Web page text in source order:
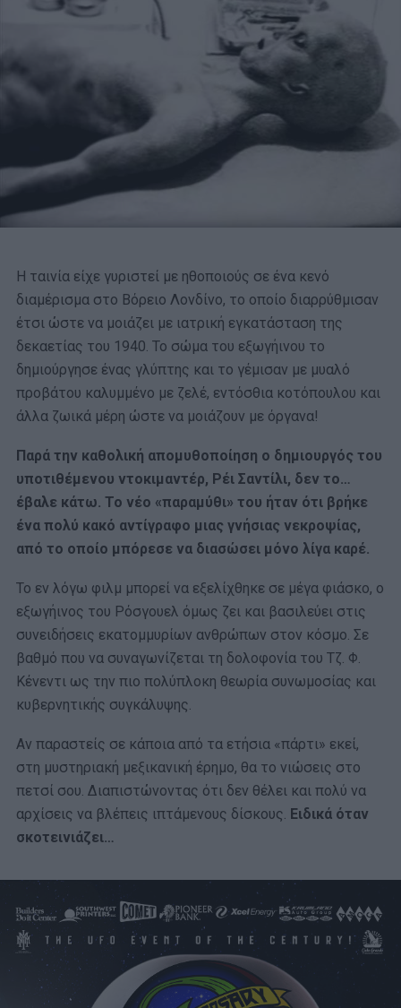
Η ταινία είχε γυριστεί με ηθοποιούς σε ένα κενό
διαμέρισμα στο Βόρειο Λονδίνο, το οποίο διαρρύθμισαν
έτσι ώστε να μοιάζει με ιατρική εγκατάσταση της
δεκαετίας του 1940. Το σώμα του εξωγήινου το
δημιούργησε ένας γλύπτης και το γέμισαν με μυαλό
προβάτου καλυμμένο με ζελέ, εντόσθια κοτόπουλου και
άλλα ζωικά μέρη ώστε να μοιάζουν με όργανα!
Παρά την καθολική απομυθοποίηση ο δημιουργός του
υποτιθέμενου ντοκιμαντέρ, Ρέι Σαντίλι, δεν το…
έβαλε κάτω. Το νέο «παραμύθι» του ήταν ότι βρήκε
ένα πολύ κακό αντίγραφο μιας γνήσιας νεκροψίας,
από το οποίο μπόρεσε να διασώσει μόνο λίγα καρέ.
Το εν λόγω φιλμ μπορεί να εξελίχθηκε σε μέγα φιάσκο, ο
εξωγήινος του Ρόσγουελ όμως ζει και βασιλεύει στις
συνειδήσεις εκατομμυρίων ανθρώπων στον κόσμο. Σε
βαθμό που να συναγωνίζεται τη δολοφονία του Τζ. Φ.
Κένεντι ως την πιο πολύπλοκη θεωρία συνωμοσίας και
κυβερνητικής συγκάλυψης.
Αν παραστείς σε κάποια από τα ετήσια «πάρτι» εκεί,
στη μυστηριακή μεξικανική έρημο, θα το νιώσεις στο
πετσί σου. Διαπιστώνοντας ότι δεν θέλει και πολύ να
αρχίσεις να βλέπεις ιπτάμενους δίσκους. Ειδικά όταν
σκοτεινιάζει…